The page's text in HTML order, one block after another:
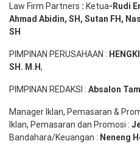
Law Firm Partners : Ketua-Rudi
Ahmad Abidin, SH, Sutan FH,
SH
PIMPINAN PERUSAHAAN :
SH . M.H,
PIMPINAN REDAKSI : Absalon
Manager Iklan, Pemasaran &
Iklan, Pemasaran dan Promosi :
Bandahara/Keuangan : Neneng